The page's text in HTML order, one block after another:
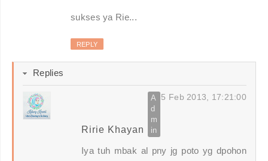
sukses ya Rie...
REPLY
Replies
Ririe Khayan
5 Feb 2013, 17:21:00
Iya tuh mbak al pny jg poto yg dpohon